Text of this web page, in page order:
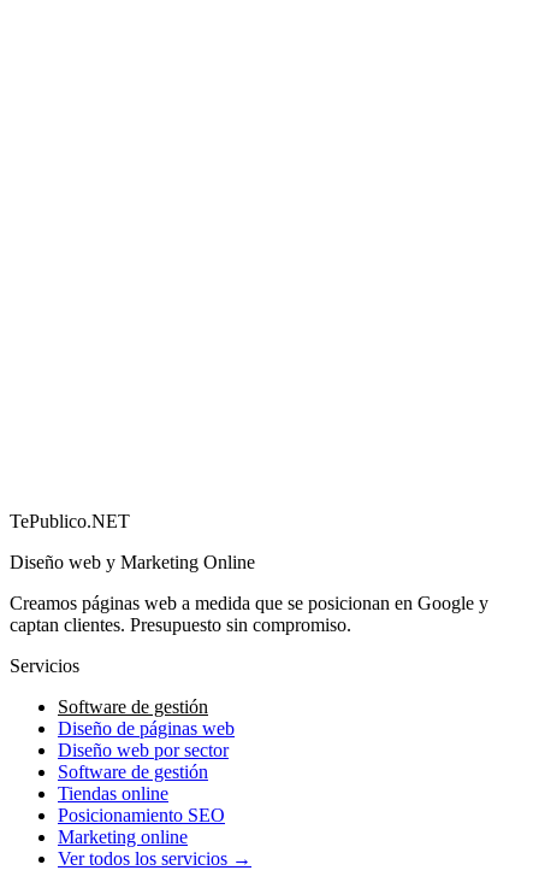
→
TePublico.NET
Diseño web y Marketing Online
Creamos páginas web a medida que se posicionan en Google y
captan clientes. Presupuesto sin compromiso.
Servicios
Software de gestión
Diseño de páginas web
Diseño web por sector
Software de gestión
Tiendas online
Posicionamiento SEO
Marketing online
Ver todos los servicios →